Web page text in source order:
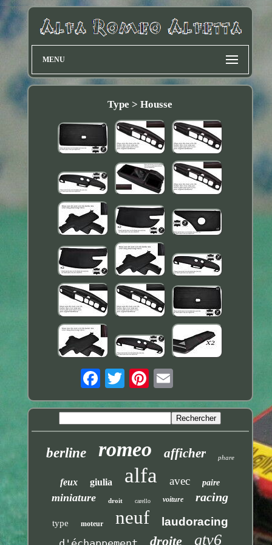
MENU
Type > Housse
berline romeo afficher phare
feux giulia alfa avec paire
miniature droit carello voiture racing
type moteur neuf laudoracing
droite gtv6